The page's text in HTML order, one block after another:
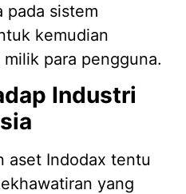
pada sistem
kemudian
para pengguna.
Industri
aset Indodax tentu
yang